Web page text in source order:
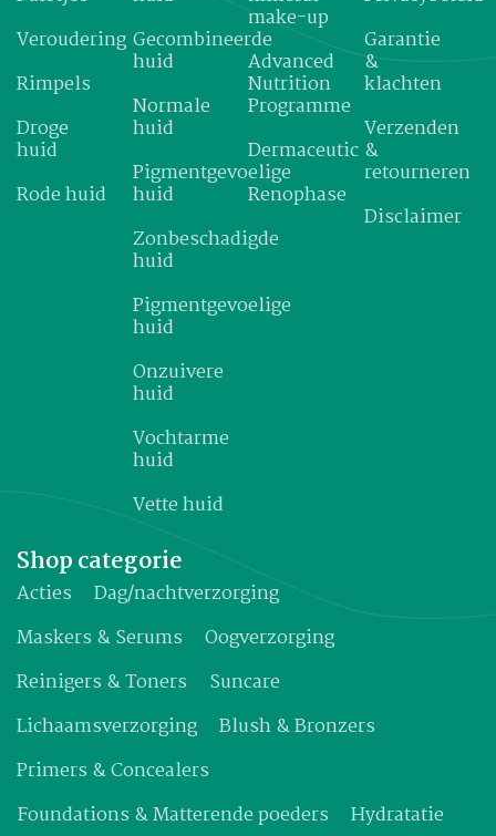
Veroudering
Rimpels
Droge
huid
Rode huid
Gecombineerde
huid
Normale
huid
Pigmentgevoelige
huid
Zonbeschadigde
huid
Pigmentgevoelige
huid
Onzuivere
huid
Vochtarme
huid
Vette huid
make-up
Advanced
Nutrition
Programme
Dermaceutic
Renophase
Garantie
&
klachten
Verzenden
&
retourneren
Disclaimer
Shop categorie
Acties
Dag/nachtverzorging
Maskers & Serums
Oogverzorging
Reinigers & Toners
Suncare
Lichaamsverzorging
Blush & Bronzers
Primers & Concealers
Foundations & Matterende poeders
Hydratatie